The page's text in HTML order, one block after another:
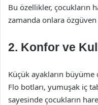
Bu özellikler, çocukların
zamanda onlara özgüven
2. Konfor ve
Küçük ayakların
Flo botları, yumuşak iç
sayesinde çocukların